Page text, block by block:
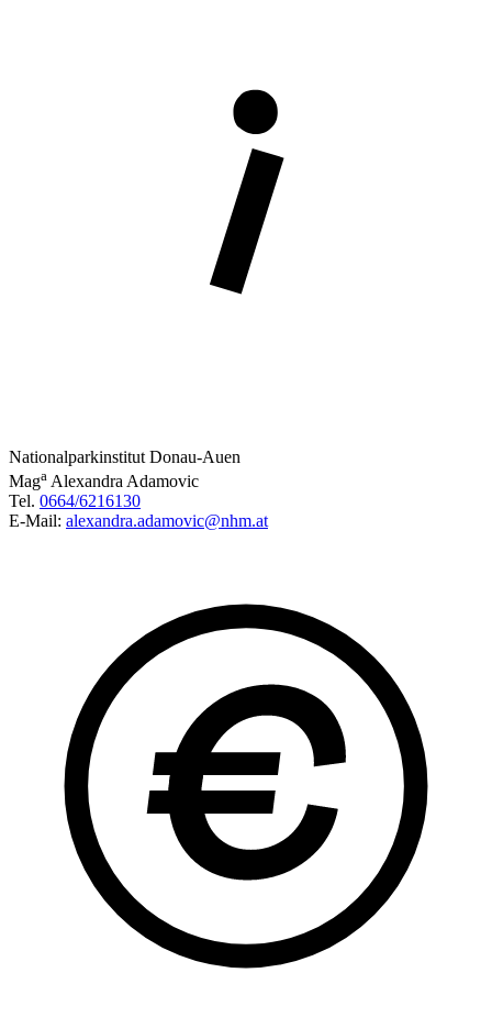
Nationalparkinstitut Donau-Auen
Maga Alexandra Adamovic
Tel. 0664/6216130
E-Mail: alexandra.adamovic@nhm.at